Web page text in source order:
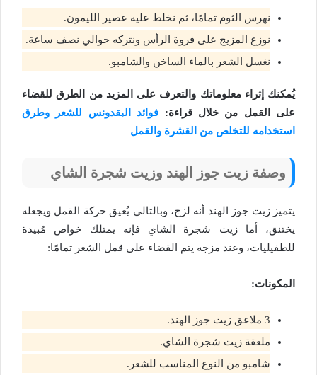
نهرس الثوم تمامًا، ثم نخلط عليه عصير الليمون.
نوزع المزيج على فروة الرأس ونتركه حوالي نصف ساعة.
نغسل الشعر بالماء الساخن والشامبو.
يُمكنك إثراء معلوماتك والتعرف على المزيد من الطرق للقضاء
على القمل من خلال قراءة: فوائد البقدونس للشعر وطرق
استخدامه للتخلص من القشرة والقمل
وصفة زيت جوز الهند وزيت شجرة الشاي
يتميز زيت جوز الهند أنه لزج، وبالتالي يُعيق حركة القمل ويجعله
يختنق، أما زيت شجرة الشاي فإنه يمتلك خواص مُبيدة
للطفيليات، وعند مزجه يتم القضاء على قمل الشعر تمامًا:
المكونات:
3 ملاعق زيت جوز الهند.
ملعقة زيت شجرة الشاي.
شامبو من النوع المناسب للشعر.